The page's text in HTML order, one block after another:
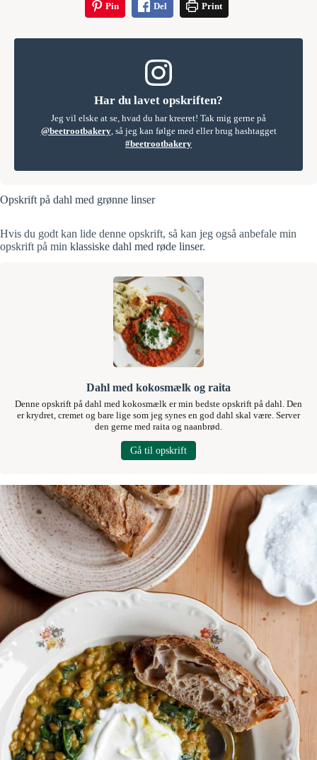
Pin Del Print
Har du lavet opskriften?
Jeg vil elske at se, hvad du har kreeret! Tak mig gerne på
@beetrootbakery, så jeg kan følge med eller brug hashtagget
#beetrootbakery
Opskrift på dahl med grønne linser
Hvis du godt kan lide denne opskrift, så kan jeg også anbefale min
opskrift på min klassiske dahl med røde linser.
Dahl med kokosmælk og raita
Denne opskrift på dahl med kokosmælk er min bedste opskrift på dahl. Den
er krydret, cremet og bare lige som jeg synes en god dahl skal være. Server
den gerne med raita og naanbrød.
Gå til opskrift